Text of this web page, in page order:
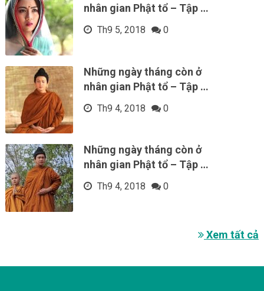
nhân gian Phật tổ – Tập …
Th9 5, 2018 0
Những ngày tháng còn ở
nhân gian Phật tổ – Tập …
Th9 4, 2018 0
Những ngày tháng còn ở
nhân gian Phật tổ – Tập …
Th9 4, 2018 0
Xem tất cả